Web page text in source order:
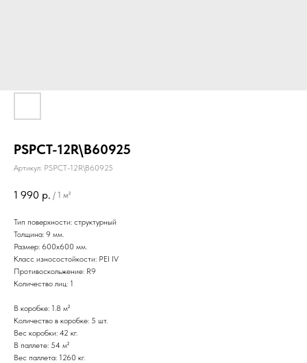
PSPCT-12R\B60925
Артикул: PSPCT-12R\B60925
1 990 р. / 1 м²
Тип поверхности: структурный
Толщина: 9 мм.
Размер: 600х600 мм.
Класс износостойкости: PEI IV
Противоскольжение: R9
Количество лиц: 1
В коробке: 1.8 м²
Количество в коробке: 5 шт.
Вес коробки: 42 кг.
В паллете: 54 м²
Вес паллета: 1260 кг.